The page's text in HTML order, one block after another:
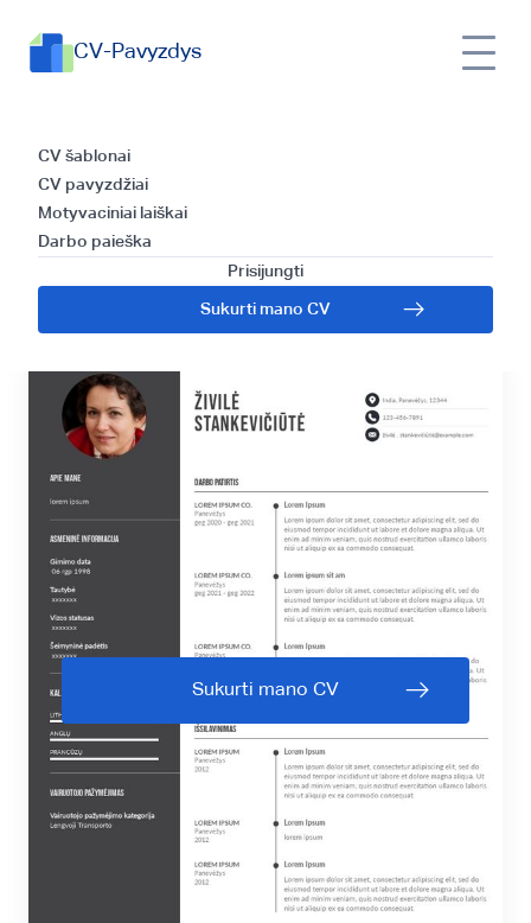
CV-Pavyzdys
CV šablonai
CV pavyzdžiai
Motyvaciniai laiškai
Darbo paieška
Prisijungti
Sukurti mano CV
Dailės mokytojo CV
šablono kūrimas ir
efektyvus rašymas
Sukurti mano CV